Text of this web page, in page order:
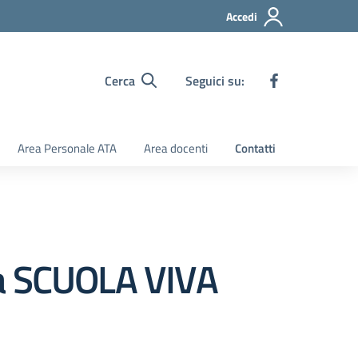
Accedi
Cerca Seguici su:
Area Personale ATA Area docenti Contatti
VIVA